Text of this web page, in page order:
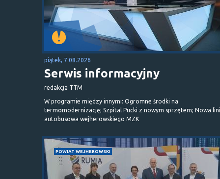
piątek, 7.08.2026
Serwis informacyjny
redakcja TTM
W programie między innymi: Ogromne środki na
termomodernizację; Szpital Pucki z nowym sprzętem; Nowa
autobusowa wejherowskiego MZK
POWIAT WEJHEROWSKI